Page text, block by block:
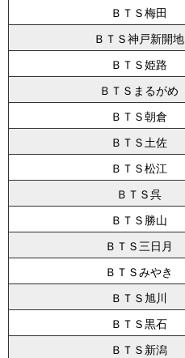
ＢＴＳ梅田
ＢＴＳ神戸新開地
ＢＴＳ姫路
ＢＴＳまるがめ
ＢＴＳ朝倉
ＢＴＳ土佐
ＢＴＳ松江
ＢＴＳ呉
ＢＴＳ勝山
ＢＴＳ三日月
ＢＴＳみやき
ＢＴＳ旭川
ＢＴＳ黒石
ＢＴＳ新潟